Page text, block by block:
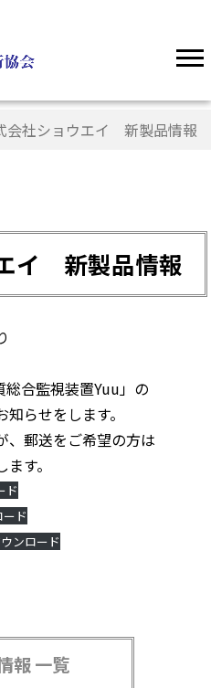
会社ショウエイ 新製品情報
イ 新製品情報
総合監視装置Yuu」の
らせをします。
、郵送をご希望の方は
す。
ド
ド
ンロード
報 一覧